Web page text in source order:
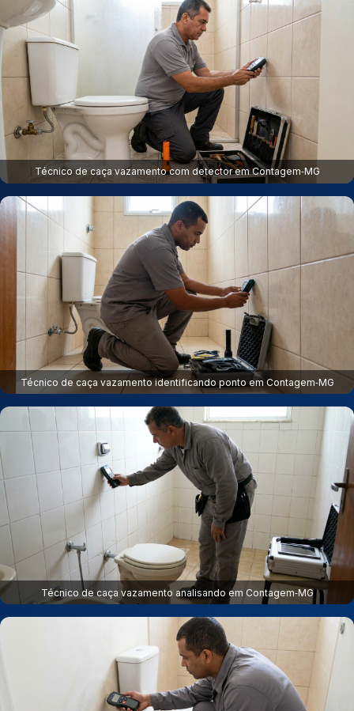
Técnico de caça vazamento com detector em Contagem‑MG
Técnico de caça vazamento identificando ponto em Contagem‑MG
Técnico de caça vazamento analisando em Contagem‑MG